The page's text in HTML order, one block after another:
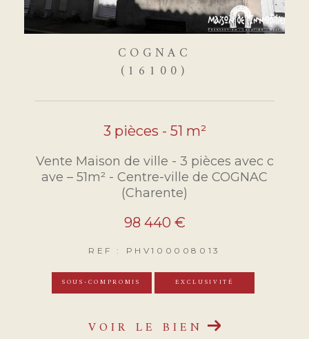
COGNAC
(16100)
3 pièces - 51 m²
Vente Maison de ville - 3 pièces avec c
ave – 51m² - Centre-ville de COGNAC
(Charente)
98 440 €
REF : PHV100008013
SOUS-COMPROMIS EXCLUSIVITÉ
VOIR LE BIEN